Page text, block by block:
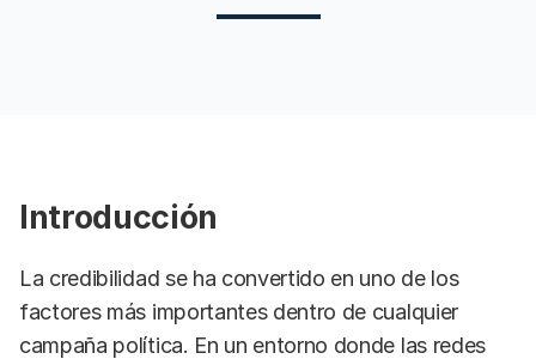
Introducción
La credibilidad se ha convertido en uno de los
factores más importantes dentro de cualquier
campaña política. En un entorno donde las redes